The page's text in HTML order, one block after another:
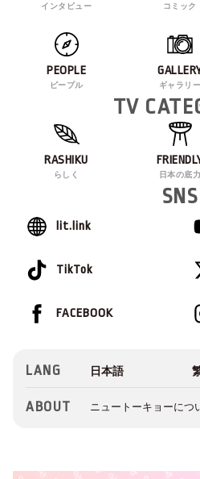
インタビュー コミック
PEOPLE
ピープル ギャラリー
TV
RASHIKU
らしく 日本の底力
SNS
lit.link
TikTok
FACEBOOK
LANG
ABOUT ニュートーキョーにつ